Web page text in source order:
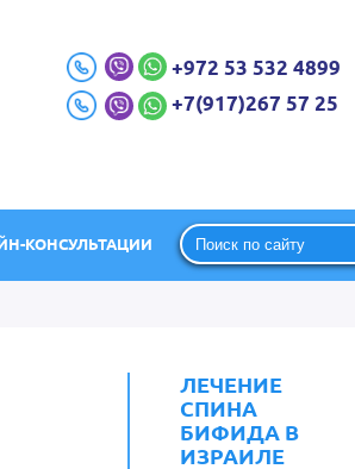
+972 53 532 4899
+7(917)267 57 25
КОНСУЛЬТАЦИИ
ЛЕЧЕНИЕ
СПИНА
БИФИДА В
ИЗРАИЛЕ